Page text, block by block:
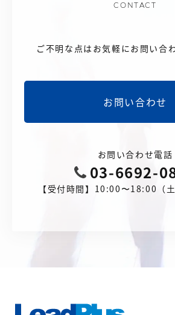
CONTACT
ご不明な点はお気軽にお問い合
お問い合わせ
お問い合わせ電話
03-6692-
【受付時間】10:00〜18:00（土